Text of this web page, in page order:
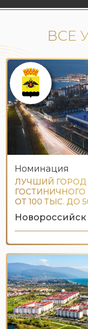
ВСЕ
Номинация
ЛУЧШИЙ ГОРОД
ГОСТИНИЧНОГО
ОТ 100 ТЫС. ДО
Новороссийск